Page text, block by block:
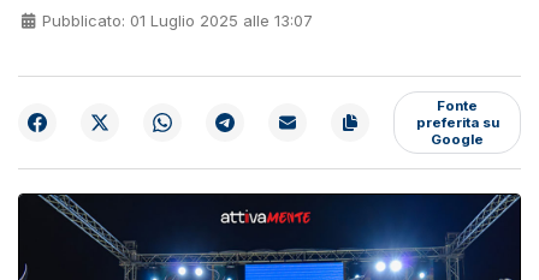
Pubblicato: 01 Luglio 2025 alle 13:07
Fonte
preferita su
Google